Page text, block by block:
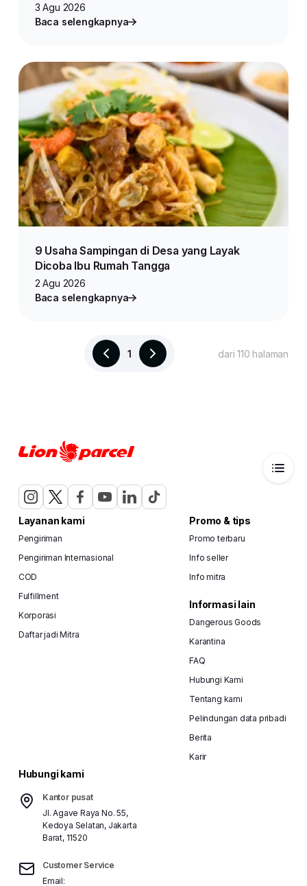
3 Agu 2026
Baca selengkapnya
9 Usaha Sampingan di Desa yang Layak
Dicoba Ibu Rumah Tangga
2 Agu 2026
Baca selengkapnya
1 dari 110 halaman
Layanan kami
Pengiriman
Pengiriman Internasional
COD
Fulfillment
Korporasi
Daftar jadi Mitra
Promo & tips
Promo terbaru
Info seller
Info mitra
Informasi lain
Dangerous Goods
Karantina
FAQ
Hubungi Kami
Tentang kami
Pelindungan data pribadi
Berita
Karir
Hubungi kami
Kantor pusat
Jl. Agave Raya No. 55,
Kedoya Selatan, Jakarta
Barat, 11520
Customer Service
Email: